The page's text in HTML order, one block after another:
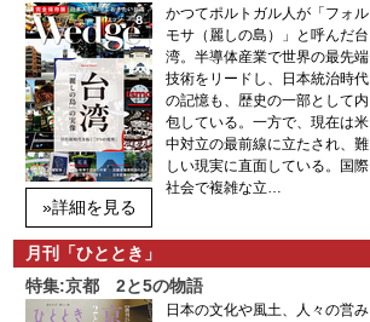
»詳細を見る
かつてポルトガル人が「フォル
モサ（麗しの島）」と呼んだ台
湾。半導体産業で世界の最先端
技術をリードし、日本統治時代
の記憶も、歴史の一部として内
包している。一方で、現在は米
中対立の最前線に立たされ、難
しい現実に直面している。国際
社会で複雑な立…
月刊「ひととき」
特集:京都 2と5の物語
日本の文化や風土、人々の営み